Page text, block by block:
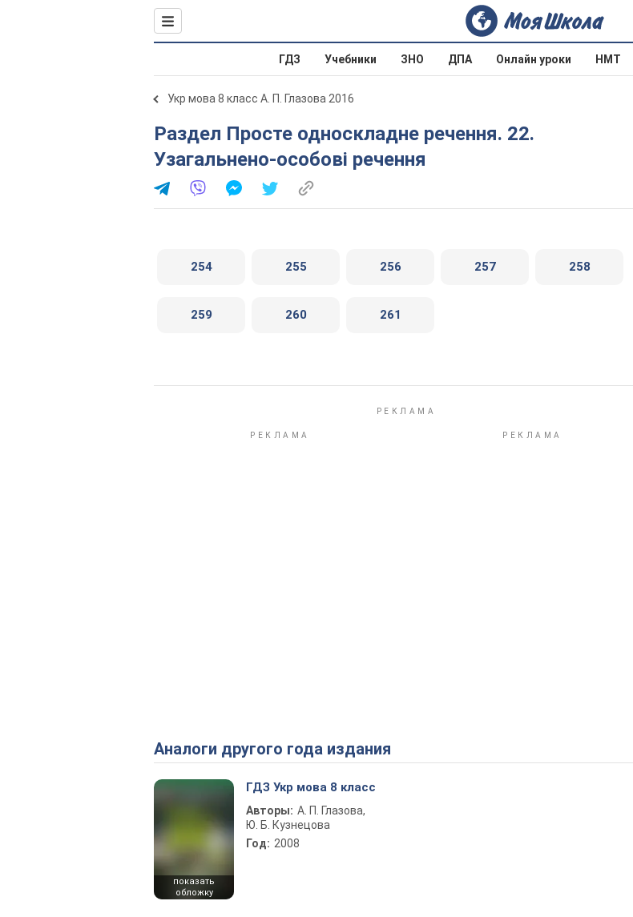
ГДЗ Учебники ЗНО ДПА Онлайн уроки НМТ
Укр мова 8 класс А. П. Глазова 2016
Раздел Просте односкладне речення. 22.
Узагальнено-особові речення
254 255 256 257 258
259 260 261
Аналоги другого года издания
показать
обложку
ГДЗ Укр мова 8 класс
Авторы: А. П. Глазова,
Ю. Б. Кузнецова
Год: 2008